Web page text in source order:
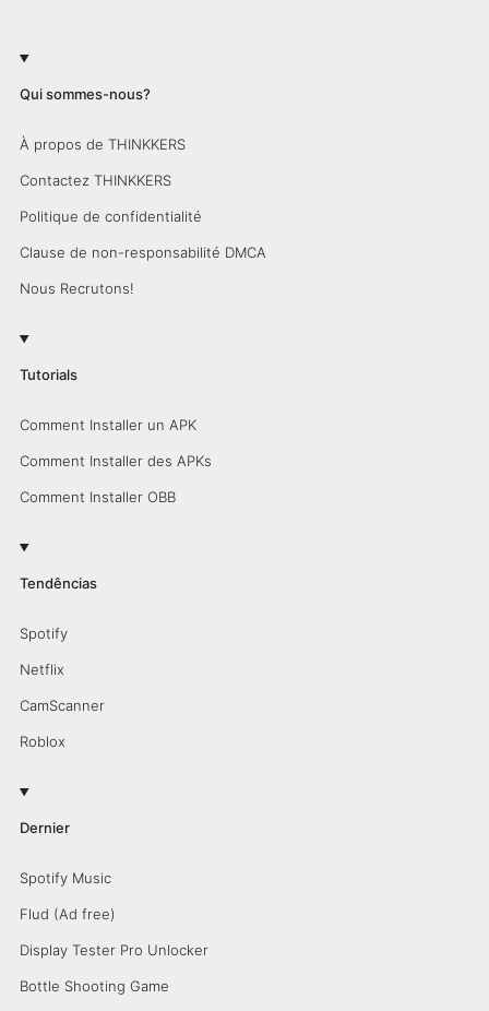
Qui sommes-nous?
À propos de THINKKERS
Contactez THINKKERS
Politique de confidentialité
Clause de non-responsabilité DMCA
Nous Recrutons!
Tutorials
Comment Installer un APK
Comment Installer des APKs
Comment Installer OBB
Tendências
Spotify
Netflix
CamScanner
Roblox
Dernier
Spotify Music
Flud (Ad free)
Display Tester Pro Unlocker
Bottle Shooting Game